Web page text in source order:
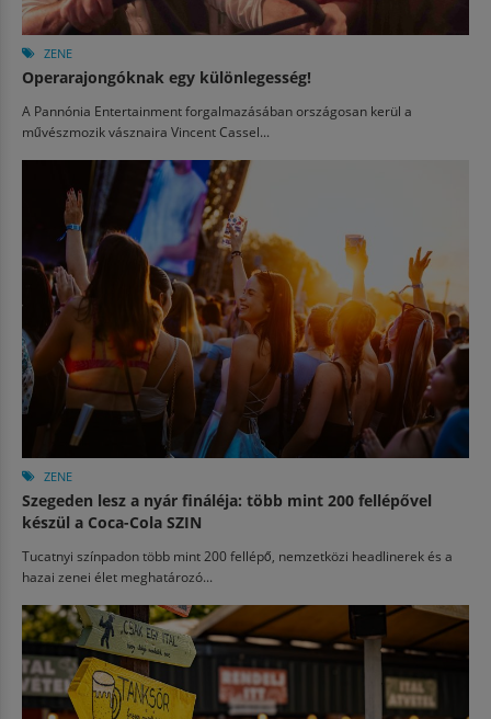
ZENE
Operarajongóknak egy különlegesség!
A Pannónia Entertainment forgalmazásában országosan kerül a
művészmozik vásznaira Vincent Cassel...
ZENE
Szegeden lesz a nyár fináléja: több mint 200 fellépővel
készül a Coca-Cola SZIN
Tucatnyi színpadon több mint 200 fellépő, nemzetközi headlinerek és a
hazai zenei élet meghatározó...